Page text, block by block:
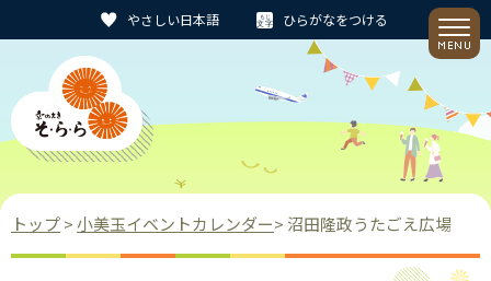
やさしい日本語 ひらがなをつける
トップ> 小美玉イベントカレンダー> 沼田隆政うたごえ広場